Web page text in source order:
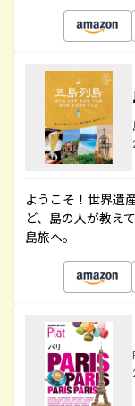
ようこそ！世界遺
ど、島の人が教え
島旅へ。